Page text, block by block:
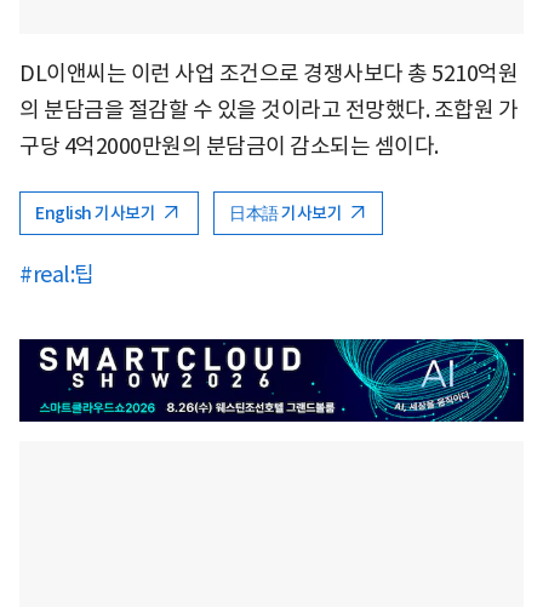
DL이앤씨는 이런 사업 조건으로 경쟁사보다 총 5210억원
의 분담금을 절감할 수 있을 것이라고 전망했다. 조합원 가
구당 4억2000만원의 분담금이 감소되는 셈이다.
English 기사보기 日本語 기사보기
#real:팁